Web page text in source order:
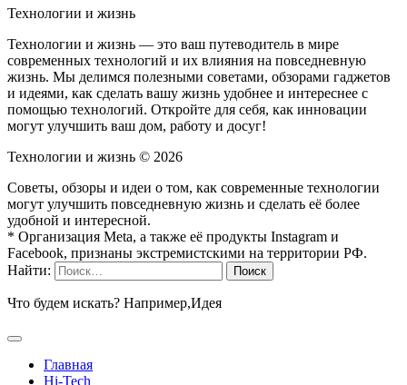
Технологии и жизнь
Технологии и жизнь — это ваш путеводитель в мире
современных технологий и их влияния на повседневную
жизнь. Мы делимся полезными советами, обзорами гаджетов
и идеями, как сделать вашу жизнь удобнее и интереснее с
помощью технологий. Откройте для себя, как инновации
могут улучшить ваш дом, работу и досуг!
Технологии и жизнь © 2026
Советы, обзоры и идеи о том, как современные технологии
могут улучшить повседневную жизнь и сделать её более
удобной и интересной.
* Организация Meta, а также её продукты Instagram и
Facebook, признаны экстремистскими на территории РФ.
Найти:
Что будем искать? Например,Идея
Главная
Hi-Tech